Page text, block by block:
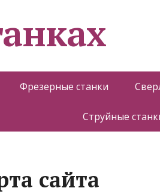
Фрезерные станки
Струйные
сайта